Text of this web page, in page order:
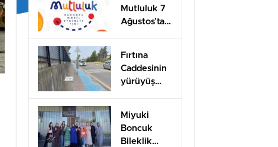
Mutluluk 7
Ağustos’ta
Fırtına
Caddesinin
yürüyüş
Miyuki
Boncuk
Bileklik